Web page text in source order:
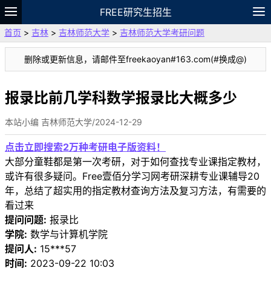
FREE研究生招生
题库
故事 专题 APP 笔记
论坛
VIP
资料
首页 > 吉林 > 吉林师范大学 > 吉林师范大学考研问题
删除或更新信息，请邮件至freekaoyan#163.com(#换成@)
报录比前几学科数学报录比大概多少
本站小编 吉林师范大学/2024-12-29
点击立即搜索2万种考研电子版资料！
大部分童鞋都是第一次考研，对于如何查找专业课指定教材，
或许有很多疑问。Free壹佰分学习网考研深耕专业课辅导20
年，总结了超实用的指定教材查询方法及复习方法，有需要的
看过来
提问问题: 报录比
学院: 数学与计算机学院
提问人: 15***57
时间: 2023-09-22 10:03